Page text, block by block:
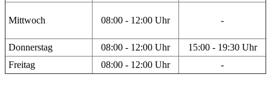
Mittwoch 08:00 - 12:00 Uhr -
Donnerstag 08:00 - 12:00 Uhr
15:00 - 19:30 Uhr
Freitag
08:00 - 12:00 Uhr -